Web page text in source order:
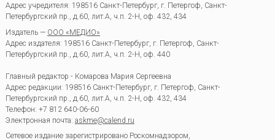
Адрес учредителя: 198516 Санкт-Петербург, г. Петергоф, Санкт-
Петербургский пр., д.60, лит.А, ч.п. 2-Н, оф. 432, 434
Издатель — ООО «МЕДИО»
Адрес издателя: 198516 Санкт-Петербург, г. Петергоф, Санкт-
Петербургский пр., д.60, лит.А, ч.п. 2-Н, оф. 440
Главный редактор - Комарова Мария Сергеевна
Адрес редакции: 198516 Санкт-Петербург, г. Петергоф Санкт-
Петербургский пр., д.60, лит.А, ч.п. 2-Н, оф. 432, 434
Телефон: +7 812 640-06-60
Электронная почта: askme@calend.ru
Сетевое издание зарегистрировано Роскомнадзором,